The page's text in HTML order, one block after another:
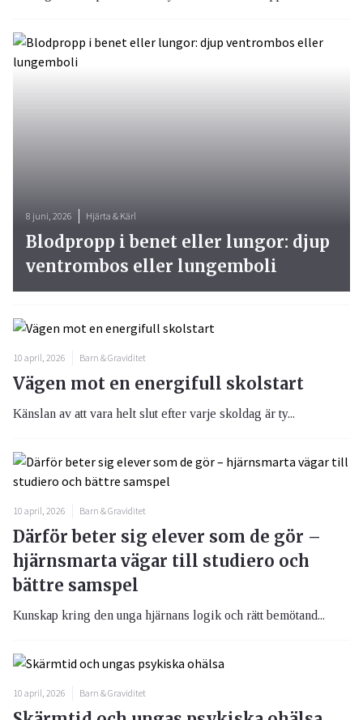
8 juni, 2026 Hjärta & Kärl
Blodpropp i benet eller lungor: djup
ventrombos eller lungemboli
10 april, 2026 Barn & Graviditet
Vägen mot en energifull skolstart
Känslan av att vara helt slut efter varje skoldag är ty...
10 april, 2026 Barn & Graviditet
Därför beter sig elever som de gör –
hjärnsmarta vägar till studiero och
bättre samspel
Kunskap kring den unga hjärnans logik och rätt bemötand...
10 april, 2026 Barn & Graviditet